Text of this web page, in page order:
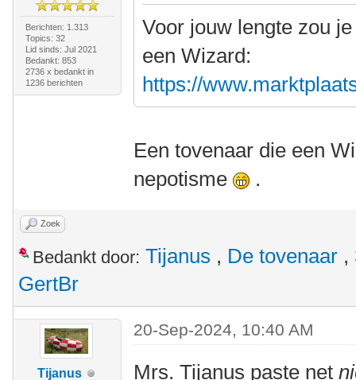
Berichten: 1.313
Topics: 32
Lid sinds: Jul 2021
Bedankt: 853
2736 x bedankt in
1236 berichten
Voor jouw lengte zou
een Wizard:
https://
Een tovenaar die een
nepotisme
.
Zoek
Bedankt door: Tijanus , De tovenaar ,
GertBr
Tijanus
20-Sep-2024, 10:40 AM
Mrs. Tijanus paste net